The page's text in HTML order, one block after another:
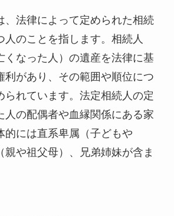
法律によって定められた相続
人のことを指します。相続人
くなった人）の遺産を法律に基
利があり、その範囲や順位につ
られています。法定相続人の定
人の配偶者や血縁関係にある家
的には直系卑属（子どもや
親や祖父母）、兄弟姉妹が含ま